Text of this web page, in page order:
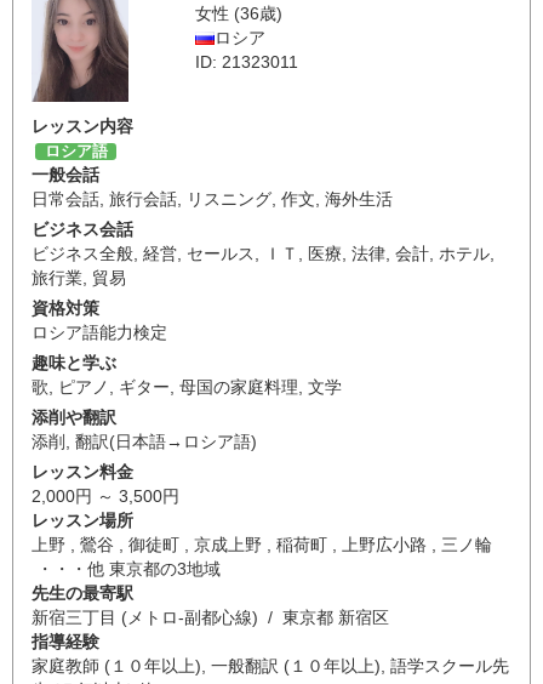
女性 (36歳)
ロシア
ID: 21323011
レッスン内容
ロシア語
一般会話
日常会話, 旅行会話, リスニング, 作文, 海外生活
ビジネス会話
ビジネス全般, 経営, セールス, ＩＴ , 医療, 法律, 会計, ホテル,
旅行業, 貿易
資格対策
ロシア語能力検定
趣味と学ぶ
歌, ピアノ , ギター, 母国の家庭料理, 文学
添削や翻訳
添削 , 翻訳(日本語→ロシア語)
レッスン料金
2,000円 ～ 3,500円
レッスン場所
上野 , 鶯谷 , 御徒町 , 京成上野 , 稲荷町 , 上野広小路 , 三ノ輪
・・・他 東京都の3地域
先生の最寄駅
新宿三丁目 (メトロ-副都心線) / 東京都 新宿区
指導経験
家庭教師 (１０年以上), 一般翻訳 (１０年以上), 語学スクール先